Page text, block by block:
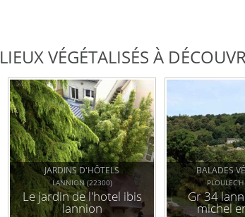
LIEUX VÉGÉTALISÉS À
JARDINS D'HÔTELS
LANNION (22300)
Le jardin de l'hotel ibis
lannion
BALADES
Gr 34
michel